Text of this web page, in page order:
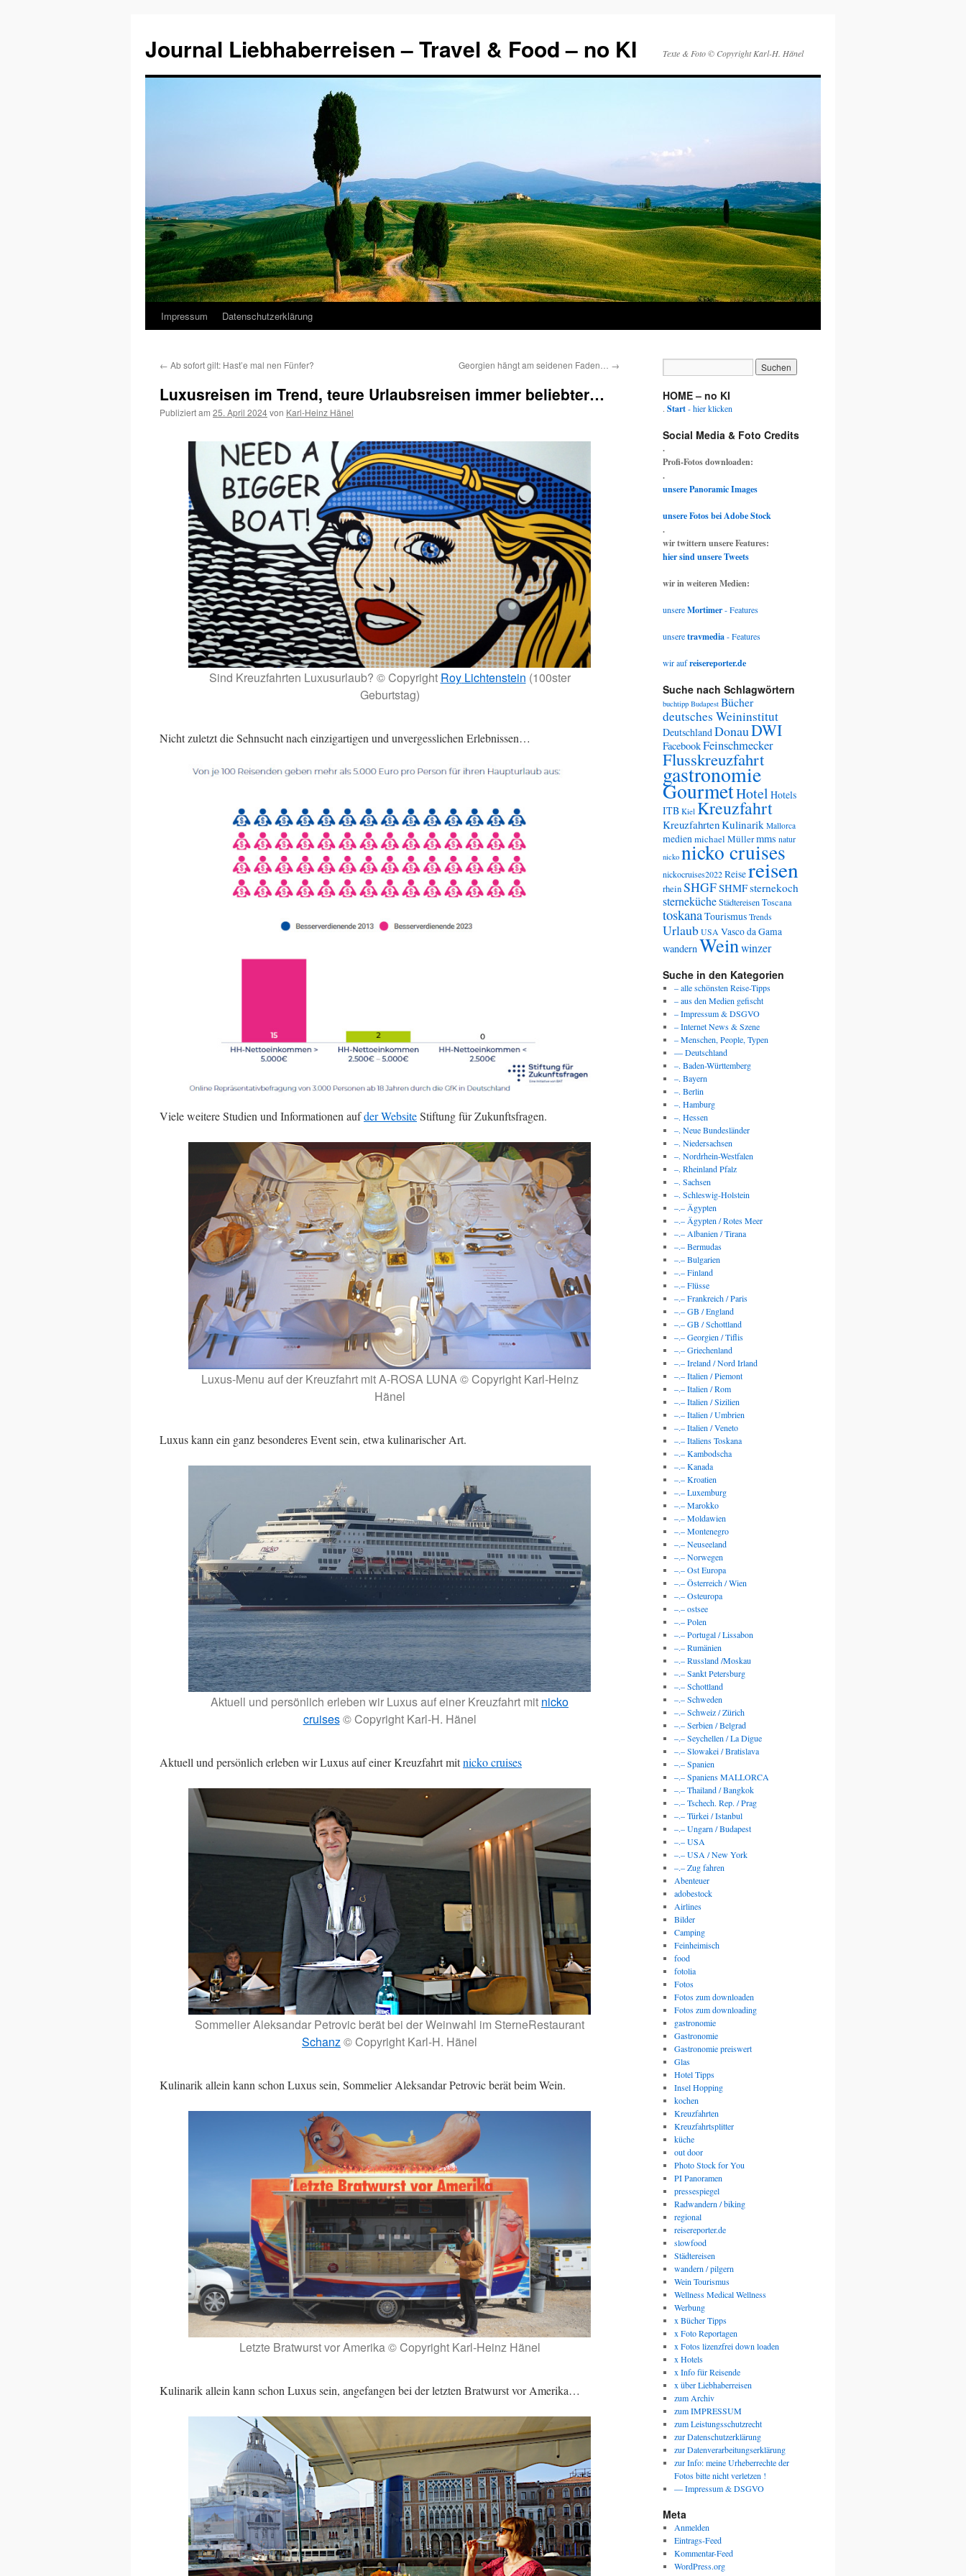
Journal Liebhaberreisen – Travel & Food – no KI Texte & Foto © Copyright Karl-H. Hänel
Zum
springen
Impressum Datenschutzerklärung
← Ab sofort gilt: Hast’e mal nen Fünfer? Georgien hängt am seidenen Faden… →
Luxusreisen im Trend, teure Urlaubsreisen immer beliebter…
Publiziert am 25. April 2024von Karl-Heinz Hänel
Sind Kreuzfahrten Luxusurlaub? © Copyright RoyLichtenstein (100ster
Geburtstag)
Nicht zuletzt die Sehnsucht nach einzigartigen und unvergesslichen Erlebnissen…
Viele weitere Studien und Informationen aufder WebsiteStiftung für Zukunftsfragen.
Luxus-Menu auf der Kreuzfahrt mit A-ROSA LUNA © Copyright Karl-Heinz
Hänel
Luxus kann ein ganz besonderes Event sein, etwa kulinarischer Art.
Aktuell und persönlich erleben wir Luxus auf einer Kreuzfahrt mit nicko
cruises© Copyright Karl-H. Hänel
Aktuell und persönlich erleben wir Luxus auf einer Kreuzfahrt mitnicko cruises
Sommelier Aleksandar Petrovic berät bei der Weinwahl im SterneRestaurant
Schanz© Copyright Karl-H. Hänel
Kulinarik allein kann schon Luxus sein, Sommelier Aleksandar Petrovic berät beim Wein.
Letzte Bratwurst vor Amerika © Copyright Karl-Heinz Hänel
Kulinarik allein kann schon Luxus sein, angefangen bei der letzten Bratwurst vor Amerika…
HOME – no KI
. Start- hier klicken
Social Media & Foto Credits
.
Profi-Fotos downloaden:
.
unsere Panoramic Images
unsere Fotos bei Adobe Stock
.
wir twittern unsere Features:
hier sind unsere Tweets
wir in weiteren Medien:
unsereMortimer- Features
unseretravmedia- Features
wir aufreisereporter.de
Suche nach Schlagwörtern
buchtipp Budapest Bücher
deutsches Weininstitut
DeutschlandDonauDWI
FacebookFeinschmecker
Flusskreuzfahrt
gastronomie
GourmetHotel Hotels
ITB Kiel Kreuzfahrt
KreuzfahrtenKulinarik Mallorca
medienmichael Müllermms natur
nicko nicko cruises
nickocruises2022Reisereisen
rheinSHGFSHMFsternekoch
sternekücheStädtereisenToscana
toskanaTourismus Trends
Urlaub USA Vasco da Gama
wandernWeinwinzer
Suche in den Kategorien
– alle schönsten Reise-Tipps
– aus den Medien gefischt
– Impressum & DSGVO
– Internet News & Szene
– Menschen, People, Typen
— Deutschland
–. Baden-Württemberg
–. Bayern
–. Berlin
–. Hamburg
–. Hessen
–. Neue Bundesländer
–. Niedersachsen
–. Nordrhein-Westfalen
–. Rheinland Pfalz
–. Sachsen
–. Schleswig-Holstein
–.– Ägypten
–.– Ägypten / Rotes Meer
–.– Albanien / Tirana
–.– Bermudas
–.– Bulgarien
–.– Finland
–.– Flüsse
–.– Frankreich / Paris
–.– GB / England
–.– GB / Schottland
–.– Georgien / Tiflis
–.– Griechenland
–.– Ireland / Nord Irland
–.– Italien / Piemont
–.– Italien / Rom
–.– Italien / Sizilien
–.– Italien / Umbrien
–.– Italien / Veneto
–.– Italiens Toskana
–.– Kambodscha
–.– Kanada
–.– Kroatien
–.– Luxemburg
–.– Marokko
–.– Moldawien
–.– Montenegro
–.– Neuseeland
–.– Norwegen
–.– Ost Europa
–.– Österreich / Wien
–.– Osteuropa
–.– ostsee
–.– Polen
–.– Portugal / Lissabon
–.– Rumänien
–.– Russland /Moskau
–.– Sankt Petersburg
–.– Schottland
–.– Schweden
–.– Schweiz / Zürich
–.– Serbien / Belgrad
–.– Seychellen / La Digue
–.– Slowakei / Bratislava
–.– Spanien
–.– Spaniens MALLORCA
–.– Thailand / Bangkok
–.– Tschech. Rep. / Prag
–.– Türkei / Istanbul
–.– Ungarn / Budapest
–.– USA
–.– USA / New York
–.– Zug fahren
Abenteuer
adobestock
Airlines
Bilder
Camping
Feinheimisch
food
fotolia
Fotos
Fotos zum downloaden
Fotos zum downloading
gastronomie
Gastronomie
Gastronomie preiswert
Glas
Hotel Tipps
Insel Hopping
kochen
Kreuzfahrten
Kreuzfahrtsplitter
küche
out door
Photo Stock for You
PI Panoramen
pressespiegel
Radwandern / biking
regional
reisereporter.de
slowfood
Städtereisen
wandern / pilgern
Wein Tourismus
Wellness Medical Wellness
Werbung
x Bücher Tipps
x Foto Reportagen
x Fotos lizenzfrei down loaden
x Hotels
x Info für Reisende
x über Liebhaberreisen
zum Archiv
zum IMPRESSUM
zum Leistungsschutzrecht
zur Datenschutzerklärung
zur Datenverarbeitungserklärung
zur Info: meine Urheberrechte der
Fotos bitte nicht verletzen !
— Impressum & DSGVO
Meta
Anmelden
Eintrags-Feed
Kommentar-Feed
WordPress.org